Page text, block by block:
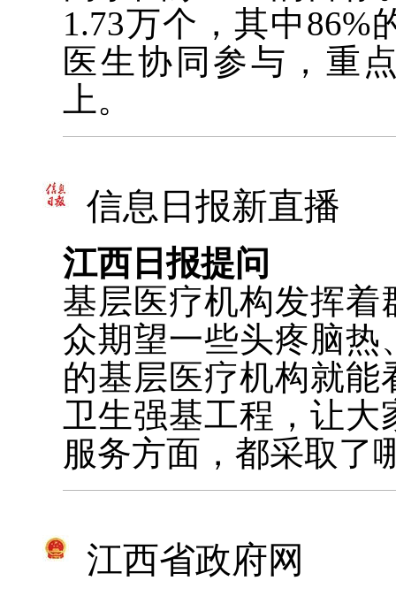
1.73万个，其中86%
医生协同参与，重
上。
信息日报新直播
江西日报提问
基层医疗机构发挥着
众期望一些头疼脑热
的基层医疗机构就能
卫生强基工程，让
服务方面，都采取了
江西省政府网